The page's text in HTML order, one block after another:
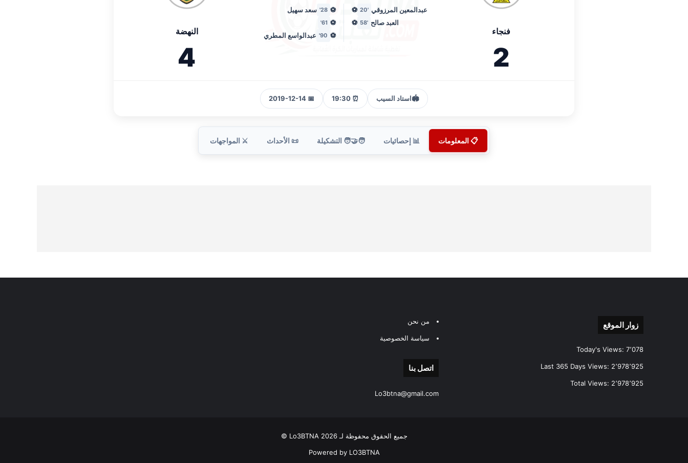
فنجاء
2
عبدالمعين المرزوقي '20
⚽
العبد صالح '58
⚽
⚽
28' سعد سهيل
⚽
61'
⚽
90' عبدالواسع المطري النهضة
4
🏟️استاد السيب ⏰ 19:30
📅 2019-12-14
📋 المعلومات 📊 إحصائيات 🧑‍🤝‍🧑 التشكيلة 📜 الأحداث ⚔️ المواجهات
زوار الموقع
Today's Views: 7٬078
Last 365 Days Views: 2٬978٬925
Total Views: 2٬978٬925
من نحن
سياسة الخصوصية
اتصل بنا
Lo3btna@gmail.com
جميع الحقوق محفوظة لـ Lo3BTNA 2026 ©
Powered by LO3BTNA